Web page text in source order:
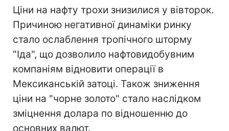
Ціни на нафту трохи знизилися у вівторок.
Причиною негативної динаміки ринку
стало ослаблення тропічного шторму
"Іда", що дозволило нафтовидобувним
компаніям відновити операції в
Мексиканській затоці. Також зниження
ціни на "чорне золото" стало наслідком
зміцнення долара по відношенню до
основних валют.